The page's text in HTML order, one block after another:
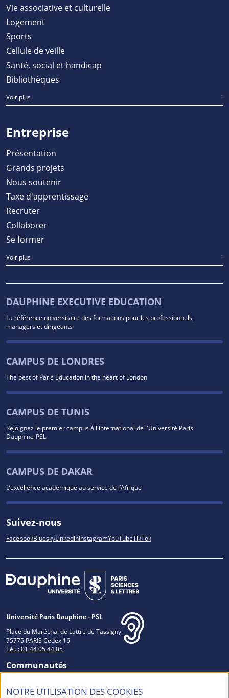
NOTRE UTILISATION DES COOKIES
Vie associative et culturelle
Logement
Sports
Cellule de veille
Santé, social et handicap
Bibliothèques
Voir plus
Entreprise
Présentation
Grands projets
Nous soutenir
Taxe d'apprentissage
Recruter
Collaborer
Se former
Voir plus
DAUPHINE EXECUTIVE EDUCATION
La référence universitaire des formations pour les professionnels,
managers et dirigeants
CAMPUS DE LONDRES
The best of Paris Education in the heart of London
CAMPUS DE TUNIS
Rejoignez le premier campus à l'international de l'Université Paris
Dauphine-PSL
CAMPUS DE DAKAR
L’excellence académique au service de l’Afrique
Suivez-nous
FacebookBlueskyLinkedinInstagramYouTubeTikTok
Université Paris Dauphine - PSL
Place du Maréchal de Lattre de Tassigny
75775 PARIS Cedex 16
Tél. : 01 44 05 44 05
Communautés